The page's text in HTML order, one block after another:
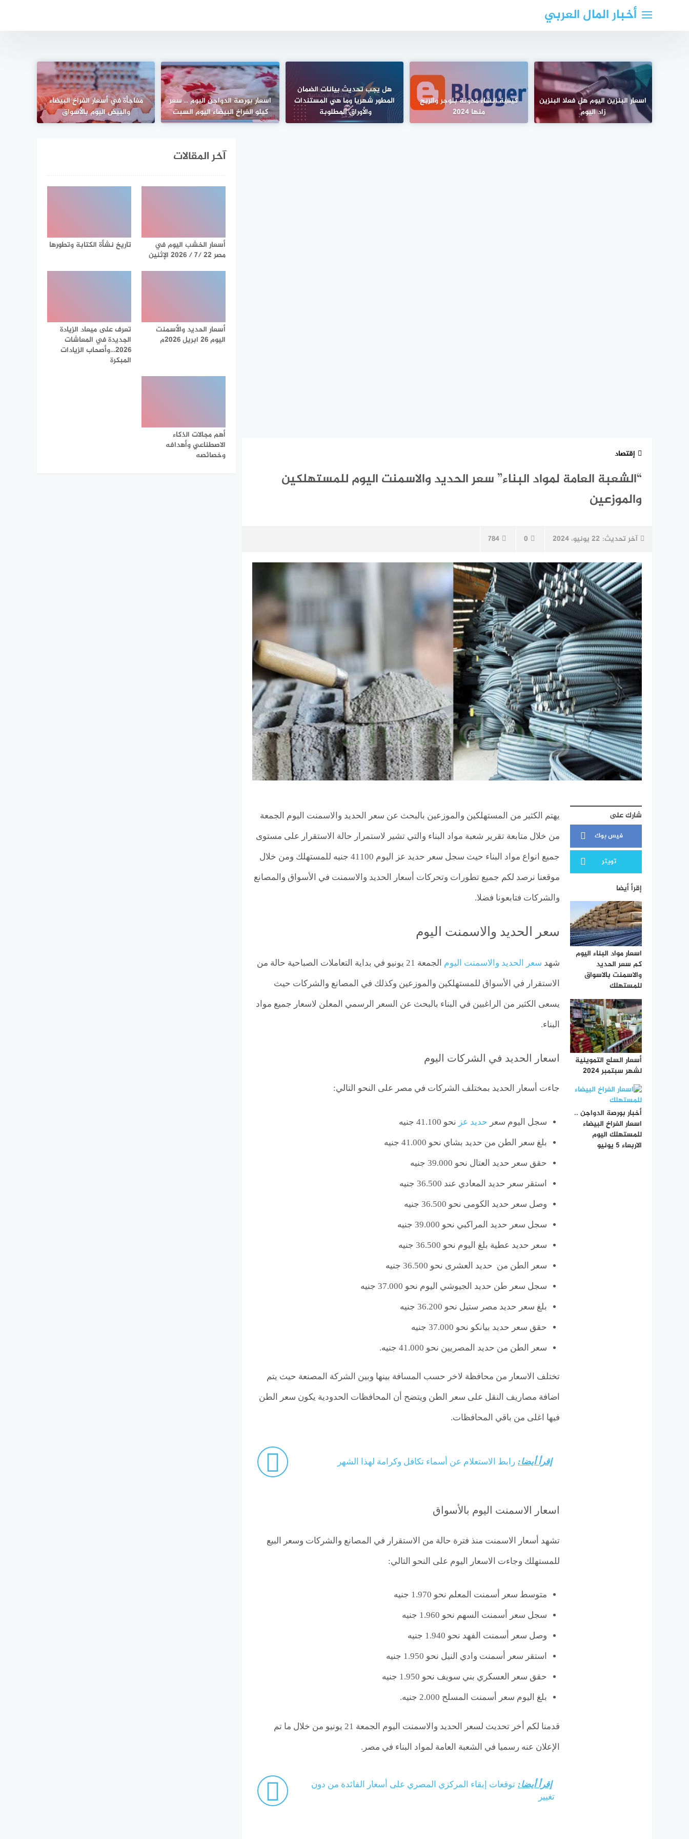
أخبار المال العربي
اسعار البنزين اليوم هل فعلا البنزين
زاد اليوم
كيفية انشاء مدونة بلوجر والربح
منها 2024
هل يجب تحديث بيانات الضمان
المطور شهريا وما هي المستندات
والأوراق المطلوبة
اسعار بورصة الدواجن اليوم .. سعر
كيلو الفراخ البيضاء اليوم السبت
مفاجأة في أسعار الفراخ البيضاء
والبيض اليوم بالأسواق
إقتصاد
“الشعبة العامة لمواد البناء” سعر الحديد والاسمنت اليوم للمستهلكين
والموزعين
آخر تحديث: 22 يونيو، 2024 0
784
شارك على
فيس بوك
تويتر
إقرأ أيضا
اسعار مواد البناء اليوم
كم سعر الحديد
والاسمنت بالاسواق
للمستهلك
أسعار السلع التموينية
لشهر سبتمبر 2024
أخبار بورصة الدواجن ..
اسعار الفراخ البيضاء
للمستهلك اليوم
الاربعاء 5 يونيو
يهتم الكثير من المستهلكين والموزعين بالبحث عن سعر الحديد والاسمنت اليوم الجمعة
من خلال متابعة تقرير شعبة مواد البناء والتي تشير لاستمرار حالة الاستقرار على مستوى
جميع انواع مواد البناء حيث سجل سعر حديد عز اليوم 41100 جنيه للمستهلك ومن خلال
موقعنا نرصد لكم جميع تطورات وتحركات أسعار الحديد والاسمنت في الأسواق والمصانع
والشركات فتابعونا فضلا.
سعر الحديد والاسمنت اليوم
شهد سعر الحديد والاسمنت اليوم الجمعة 21 يونيو في بداية التعاملات الصباحية حالة من
الاستقرار في الأسواق للمستهلكين والموزعين وكذلك في المصانع والشركات حيث
يسعى الكثير من الراغبين في البناء بالبحث عن السعر الرسمي المعلن لاسعار جميع مواد
البناء.
اسعار الحديد في الشركات اليوم
جاءت أسعار الحديد بمختلف الشركات في مصر على النحو التالي:
سجل اليوم سعر حديد عز نحو 41.100 جنيه
بلغ سعر الطن من حديد بشاي نحو 41.000 جنيه
حقق سعر حديد العتال نحو 39.000 جنيه
استقر سعر حديد المعادي عند 36.500 جنيه
وصل سعر حديد الكومى نحو 36.500 جنيه
سجل سعر حديد المراكبي نحو 39.000 جنيه
سعر حديد عطية بلغ اليوم نحو 36.500 جنيه
سعر الطن من حديد العشرى نحو 36.500 جنيه
سجل سعر طن حديد الجيوشي اليوم نحو 37.000 جنيه
بلغ سعر حديد مصر ستيل نحو 36.200 جنيه
حقق سعر حديد بيانكو نحو 37.000 جنيه
سعر الطن من حديد المصريين نحو 41.000 جنيه.
تختلف الاسعار من محافظة لاخر حسب المسافة بينها وبين الشركة المصنعة حيث يتم
اضافة مصاريف النقل على سعر الطن ويتضح أن المحافظات الحدودية يكون سعر الطن
فيها اغلى من باقي المحافظات.
إقرأ أيضا: رابط الاستعلام عن أسماء تكافل وكرامة لهذا الشهر
اسعار الاسمنت اليوم بالأسواق
تشهد أسعار الاسمنت منذ فترة حالة من الاستقرار في المصانع والشركات وسعر البيع
للمستهلك وجاءت الاسعار اليوم على النحو التالي:
متوسط سعر أسمنت المعلم نحو 1.970 جنيه
سجل سعر أسمنت السهم نحو 1.960 جنيه
وصل سعر أسمنت الفهد نحو 1.940 جنيه
استقر سعر أسمنت وادي النيل نحو 1.950 جنيه
حقق سعر العسكري بني سويف نحو 1.950 جنيه
بلغ اليوم سعر أسمنت المسلح 2.000 جنيه.
قدمنا لكم أخر تحديث لسعر الحديد والاسمنت اليوم الجمعة 21 يونيو من خلال ما تم
الإعلان عنه رسميا في الشعبة العامة لمواد البناء في مصر.
إقرأ أيضا: توقعات إبقاء المركزي المصري على أسعار الفائدة من دون
تغيير
آخر المقالات
أسعار الخشب اليوم في
مصر 22 /7 / 2026 الإثنين
تاريخ نشأة الكتابة وتطورها
أسعار الحديد والأسمنت
اليوم 26 ابريل 2026م
تعرف على ميعاد الزيادة
الجديدة في المعاشات
2026…وأصحاب الزيادات
المبكرة
أهم مجالات الذكاء
الاصطناعي وأهدافه
وخصائصه